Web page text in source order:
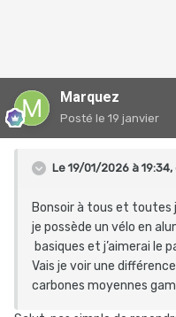
Marquez
Posté le 19 janvier
Le 19/01/2026 à 19:34,
Bonsoir à tous et toutes
je possède un vélo en
basiques et j’aimerai le
Vais je voir une
carbones moyennes